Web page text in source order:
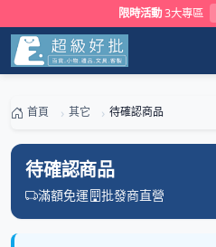
限時活動 3大專區
首頁 其它 待確認商品
待確認商品
滿額免運 批發商直營